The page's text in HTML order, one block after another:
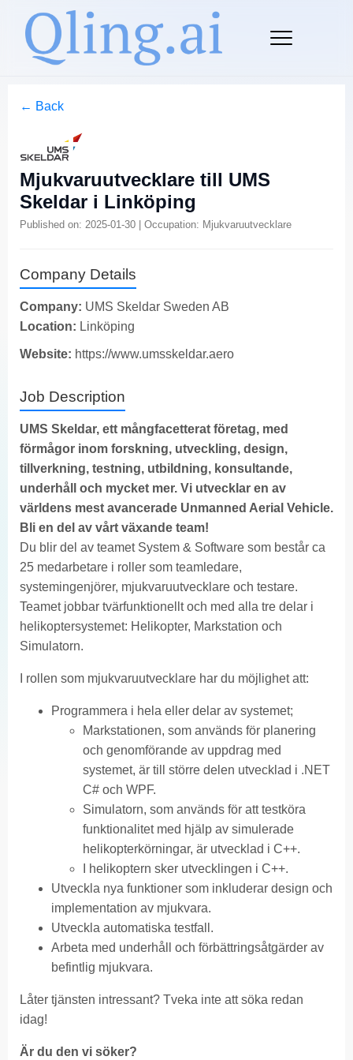
← Back
Mjukvaruutvecklare till UMS
Skeldar i Linköping
Published on: 2025-01-30 | Occupation: Mjukvaruutvecklare
Company Details
Company: UMS Skeldar Sweden AB
Location: Linköping
Website: https://www.umsskeldar.aero
Job Description
UMS Skeldar, ett mångfacetterat företag, med
förmågor inom forskning, utveckling, design,
tillverkning, testning, utbildning, konsultande,
underhåll och mycket mer. Vi utvecklar en av
världens mest avancerade Unmanned Aerial Vehicle.
Bli en del av vårt växande team!
Du blir del av teamet System & Software som består ca
25 medarbetare i roller som teamledare,
systemingenjörer, mjukvaruutvecklare och testare.
Teamet jobbar tvärfunktionellt och med alla tre delar i
helikoptersystemet: Helikopter, Markstation och
Simulatorn.
I rollen som mjukvaruutvecklare har du möjlighet att:
Programmera i hela eller delar av systemet;
Markstationen, som används för planering
och genomförande av uppdrag med
systemet, är till större delen utvecklad i .NET
C# och WPF.
Simulatorn, som används för att testköra
funktionalitet med hjälp av simulerade
helikopterkörningar, är utvecklad i C++.
I helikoptern sker utvecklingen i C++.
Utveckla nya funktioner som inkluderar design och
implementation av mjukvara.
Utveckla automatiska testfall.
Arbeta med underhåll och förbättringsåtgärder av
befintlig mjukvara.
Låter tjänsten intressant? Tveka inte att söka redan
idag!
Är du den vi söker?